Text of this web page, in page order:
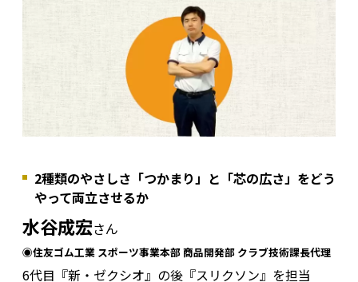
2種類のやさしさ「つかまり」と「芯の広さ」をどう
やって両立させるか
水谷成宏さん
◉住友ゴム工業 スポーツ事業本部 商品開発部 クラブ技術課長代理
6代目『新・ゼクシオ』の後『スリクソン』を担当